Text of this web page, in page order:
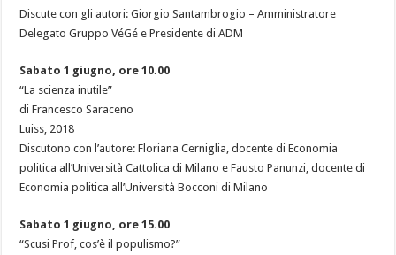
Discute con gli autori: Giorgio Santambrogio – Amministratore
Delegato Gruppo VéGé e Presidente di ADM
Sabato 1 giugno, ore 10.00
“La scienza inutile”
di Francesco Saraceno
Luiss, 2018
Discutono con l’autore: Floriana Cerniglia, docente di Economia
politica all’Università Cattolica di Milano e Fausto Panunzi, docente di
Economia politica all’Università Bocconi di Milano
Sabato 1 giugno, ore 15.00
“Scusi Prof, cos’è il populismo?”